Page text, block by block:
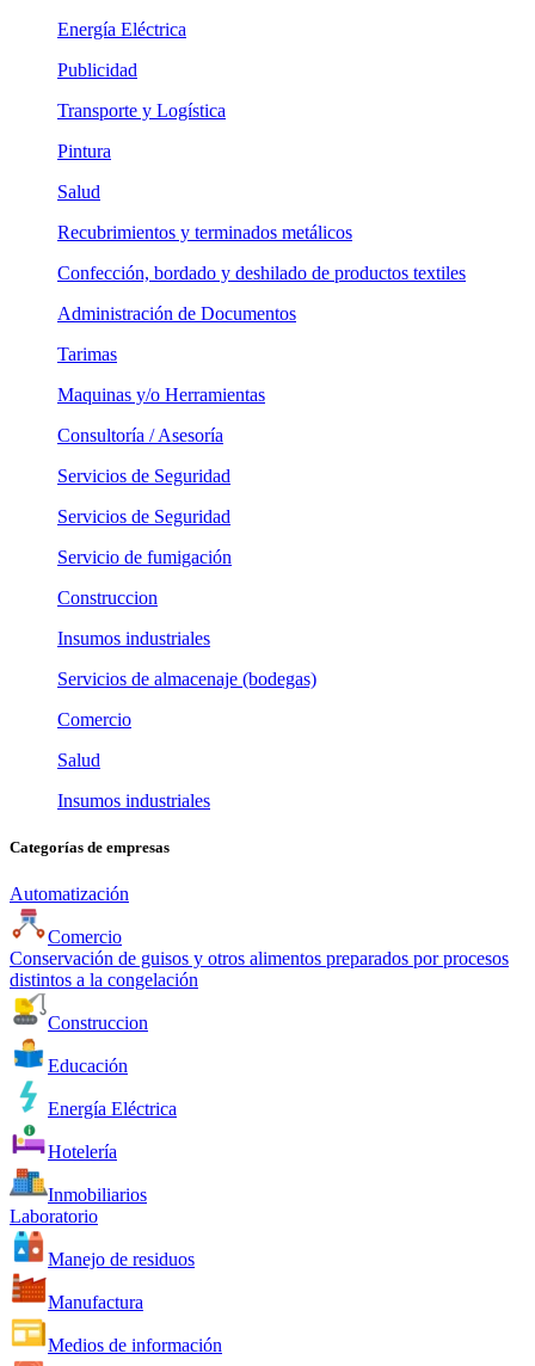
Energía Eléctrica
Publicidad
Transporte y Logística
Pintura
Salud
Recubrimientos y terminados metálicos
Confección, bordado y deshilado de productos textiles
Administración de Documentos
Tarimas
Maquinas y/o Herramientas
Consultoría / Asesoría
Servicios de Seguridad
Servicios de Seguridad
Servicio de fumigación
Construccion
Insumos industriales
Servicios de almacenaje (bodegas)
Comercio
Salud
Insumos industriales
Categorías de empresas
Automatización
Comercio
Conservación de guisos y otros alimentos preparados por procesos
distintos a la congelación
Construccion
Educación
Energía Eléctrica
Hotelería
Inmobiliarios
Laboratorio
Manejo de residuos
Manufactura
Medios de información